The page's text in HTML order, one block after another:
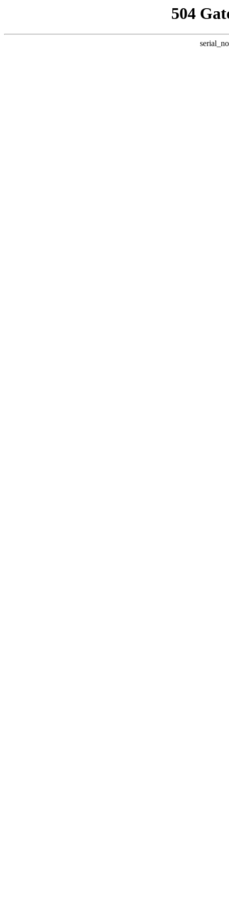
504